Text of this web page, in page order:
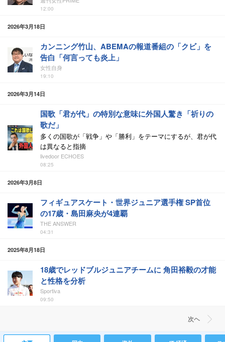
12:00
2026年3月18日
カンニング竹山、ABEMAの報道番組の「クビ」を
告白「何言っても炎上」
女性自身
19:10
2026年3月14日
国歌「君が代」の特別な意味に外国人驚き「祈りの
歌だ」
多くの国歌が「戦争」や「勝利」をテーマにするが、君が代
は異なると指摘
livedoor ECHOES
08:25
2026年3月8日
フィギュアスケート・世界ジュニア選手権 SP首位
の17歳・島田麻央が4連覇
THE ANSWER
04:31
2025年8月18日
18歳でレッドブルジュニアチームに 角田裕毅の才能
と性格を分析
Sportiva
09:50
次ヘ